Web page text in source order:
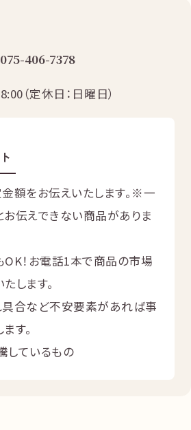
無 料
今すぐ無料査定
総合受付 10:00-19:00（年中無休）/通話料無料
075-406-7378
（定休日：日曜日）
額をお伝えいたします。 ※一
伝えできない商品がありま
OK！お電話1本で商品の市場
します。
具合など不安要素があれば事
す。
しているもの